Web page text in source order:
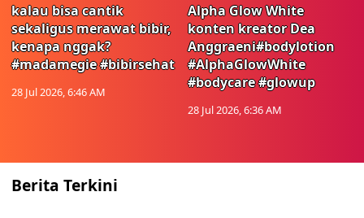
kalau bisa cantik
sekaligus merawat bibir,
kenapa nggak?
#madamegie #bibirsehat
28 Jul 2026, 6:46 AM
Alpha Glow White
konten kreator Dea
Anggraeni#bodylotion
#AlphaGlowWhite
#bodycare #glowup
28 Jul 2026, 6:36 AM
Berita Terkini